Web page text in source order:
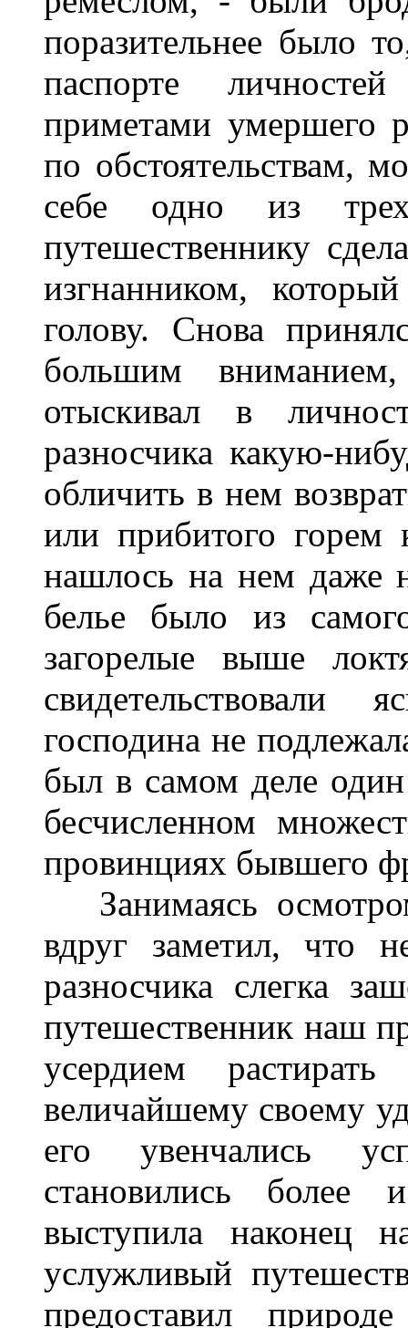
поразительнее было
паспорте
приметами умершего
по обстоятельствам,
себе одно из
путешественнику
изгнанником,
голову. Снова
большим
отыскивал в
разносчика какую-
обличить в нем
или прибитого горем
нашлось на нем даже
белье было из
загорелые выше
господина не
был в самом деле один
бесчисленном
провинциях бывшего
Занимаясь
вдруг заметил, что
разносчика слегка
путешественник наш
усердием
величайшему своему
его увенчались
становились
выступила наконец
услужливый
предоставил